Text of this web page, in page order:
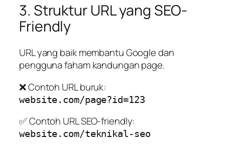
3. Struktur URL yang SEO-
Friendly
URL yang baik membantu Google dan
pengguna faham kandungan page.
❌ Contoh URL buruk:
website.com/page?id=123
✅ Contoh URL SEO-friendly:
website.com/teknikal-seo